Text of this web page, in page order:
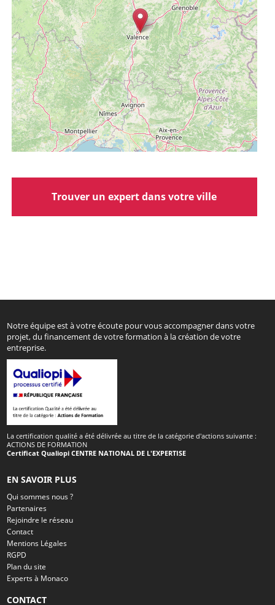
Trouver un expert dans votre ville
Notre équipe est à votre écoute pour vous accompagner dans votre
projet, du financement de votre formation à la création de votre
entreprise.
La certification qualité a été délivrée au titre de la catégorie d'actions suivante :
ACTIONS DE FORMATION
Certificat Qualiopi CENTRE NATIONAL DE L'EXPERTISE
EN SAVOIR PLUS
Qui sommes nous ?
Partenaires
Rejoindre le réseau
Contact
Mentions Légales
RGPD
Plan du site
Experts à Monaco
CONTACT